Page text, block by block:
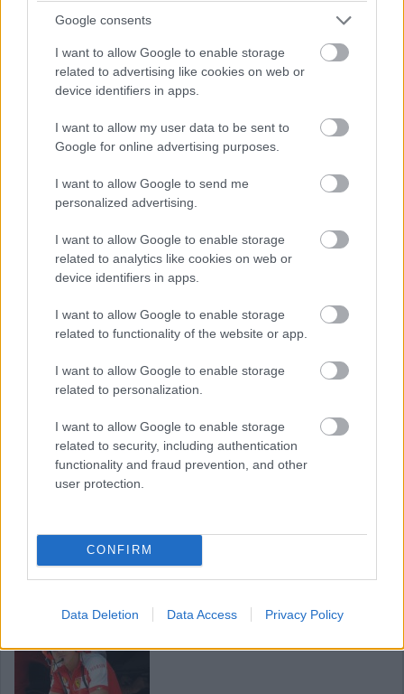
Google consents
I want to allow Google to enable storage
related to advertising like cookies on web or
device identifiers in apps.
I want to allow my user data to be sent to
Google for online advertising purposes.
I want to allow Google to send me
personalized advertising.
I want to allow Google to enable storage
related to analytics like cookies on web or
device identifiers in apps.
I want to allow Google to enable storage
related to functionality of the website or app.
I want to allow Google to enable storage
related to personalization.
I want to allow Google to enable storage
related to security, including authentication
functionality and fraud prevention, and other
user protection.
CONFIRM
Data Deletion Data Access Privacy Policy
F1-Archív: Schumacher megbánta a
visszavonulást
F1-Archív: Schumacher túl agresszív
F1-Archív: A Mercedesszel tárgyal Verstappen
F1-Archív: Alonso dupla büntetése